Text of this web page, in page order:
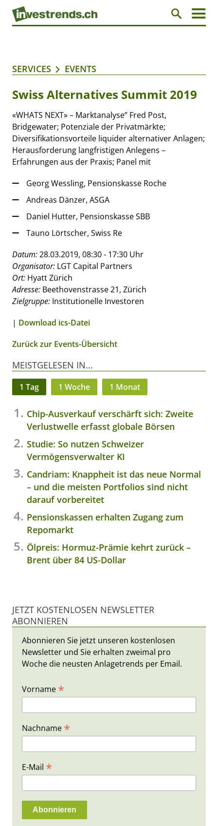
SERVICES EVENTS
Swiss Alternatives Summit 2019
«WHATS NEXT» – Marktanalyse” Fred Post,
Bridgewater; Potenziale der Privatmärkte;
Diversifikationsvorteile liquider alternativer Anlagen;
Herausforderung langfristigen Anlegens –
Erfahrungen aus der Praxis; Panel mit
Georg Wessling, Pensionskasse Roche
Andreas Dänzer, ASGA
Daniel Hutter, Pensionskasse SBB
Tauno Lörtscher, Swiss Re
Datum:28.03.2019, 08:30 - 17:30 Uhr
Organisator: LGT Capital Partners
Ort: Hyatt Zürich
Adresse: Beethovenstrasse 21, Zürich
Zielgruppe: Institutionelle Investoren
| Download ics-Datei
Zurück zur Events-Übersicht
MEISTGELESEN IN...
1 Tag 1 Woche 1 Monat
Chip-Ausverkauf verschärft sich: Zweite
Verlustwelle erfasst globale Börsen
Studie: So nutzen Schweizer
Vermögensverwalter KI
Candriam: Knappheit ist das neue Normal
– und die meisten Portfolios sind nicht
darauf vorbereitet
Pensionskassen erhalten Zugang zum
Repomarkt
Ölpreis: Hormuz-Prämie kehrt zurück –
Brent über 84 US-Dollar
JETZT KOSTENLOSEN NEWSLETTER
ABONNIEREN
Abonnieren Sie jetzt unseren kostenlosen
Newsletter und Sie erhalten zweimal pro
Woche die neusten Anlagetrends per Email.
Vorname *
Nachname *
E-Mail *